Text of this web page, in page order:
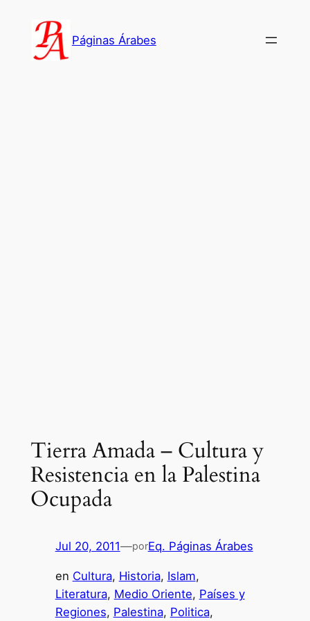
contenido
Páginas Árabes
Tierra Amada – Cultura y
Resistencia en la Palestina
Ocupada
Jul 20, 2011—porEq. Páginas Árabes
en Cultura, Historia, Islam
Literatura, Medio Oriente, Países y
Regiones, Palestina, Politica